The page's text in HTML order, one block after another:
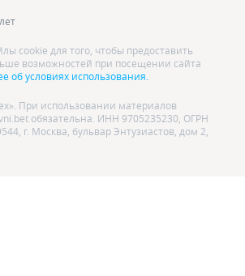
cookie для того, чтобы предоставить
возможностей при посещении сайта
об условиях использования.
При использовании материалов
обязательна. ИНН 9705235230, ОГРН
г. Москва, бульвар Энтузиастов, дом 2,